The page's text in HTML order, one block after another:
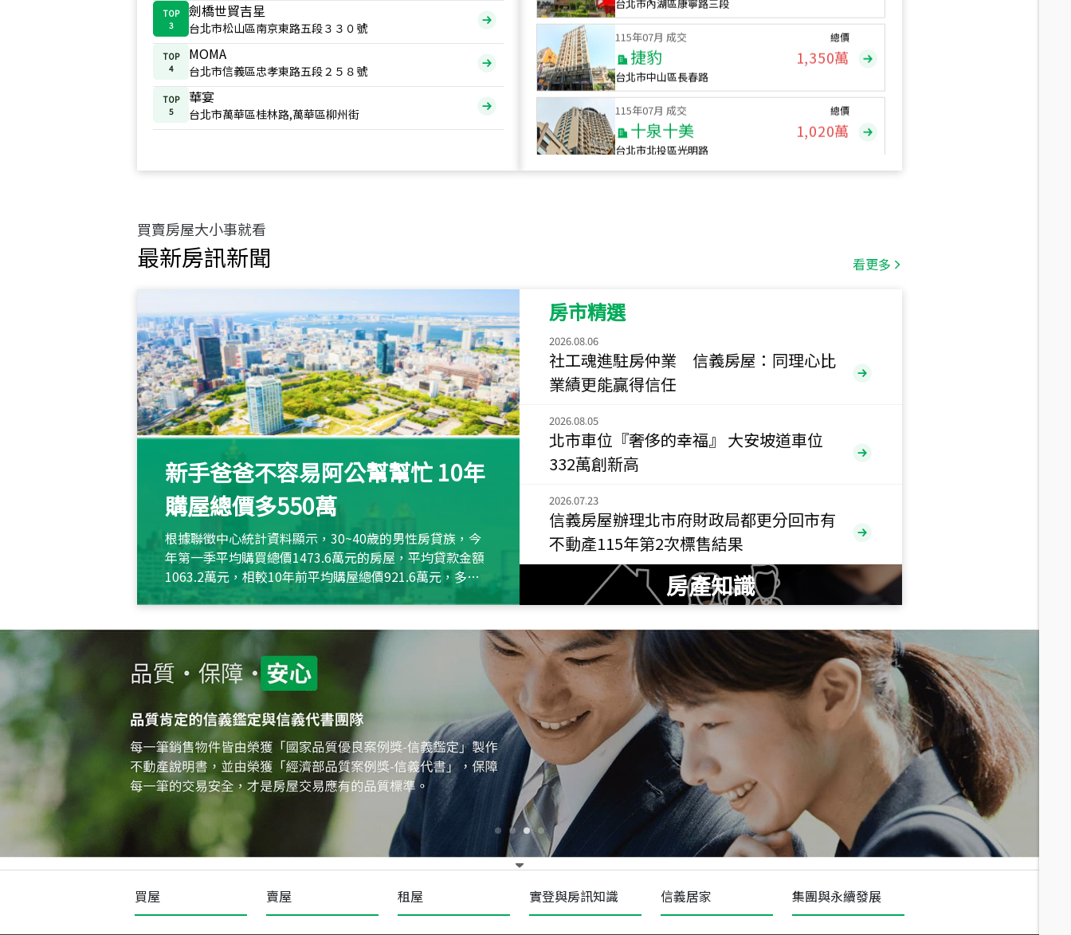
TOP
3
劍橋世貿吉星
台北市松山區南京東路五段３３０號
TOP
4
MOMA
台北市信義區忠孝東路五段２５８號
TOP
5
華宴
台北市萬華區桂林路,萬華區柳州街
115年07月 成交
捷豹
台北市中山區長春路
總價
1,350萬
115年07月 成交
十泉十美
台北市北投區光明路
總價
1,020萬
115
新北市永和區環河西路二段
115年07月 成交
央央 5,800萬
115年
小西華
115年07月 成交
捷豹
台北市中山區長春路
總價
115年07月 成交
十泉十美
台北市北投區光明路
總價
1,020 萬
年 07 月 成交
四維天廈
新竹市新竹市四維路
總價
490萬
115 月 成交
菁英典藏
新竹市新竹市慈祥路
1,808萬
買賣房屋大小事就看
最新房訊新聞 看更多
新手爸爸不容易阿公幫幫忙 10年
購屋總價多550萬
根據聯徵中心統計資料顯示，30~40歲的男性房貸族，今
年第一季平均購買總價1473.6萬元的房屋，平均貸款金額
1063.2萬元，相較10年前平均購屋總價921.6萬元，多出
約550萬元，且貸款金額也多
房市精選
2026.08.06
社工魂進駐房仲業 信義房屋：同理心比
業績更能贏得信任
2026.08.05
北市車位『奢侈的幸福』 大安坡道車位
332萬創新高
2026.07.23
信義房屋辦理北市府財政局都更分回市有
不動產115年第2次標售結果
房產知識
買屋 賣屋 租屋 實登與房訊知識 信義居家 集團與永續發展